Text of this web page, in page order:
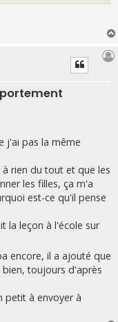
j'ai pas la même
rien du tout et que les
les filles, ça m'a
est-ce qu'il pense
la leçon à l'école sur
encore, il a ajouté que
toujours d'après
petit à envoyer à